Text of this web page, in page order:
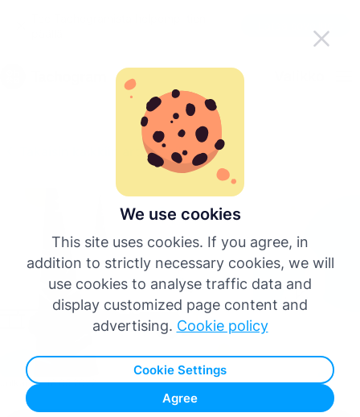
We use cookies
This site uses cookies. If you agree, in
addition to strictly necessary cookies, we will
use cookies to analyse traffic data and
display customized page content and
advertising. Cookie policy
Cookie Settings
Agree
Français
Italiano
Takaisin kaikkiin artikkeleihin
Julkaistu: 18.05.2022